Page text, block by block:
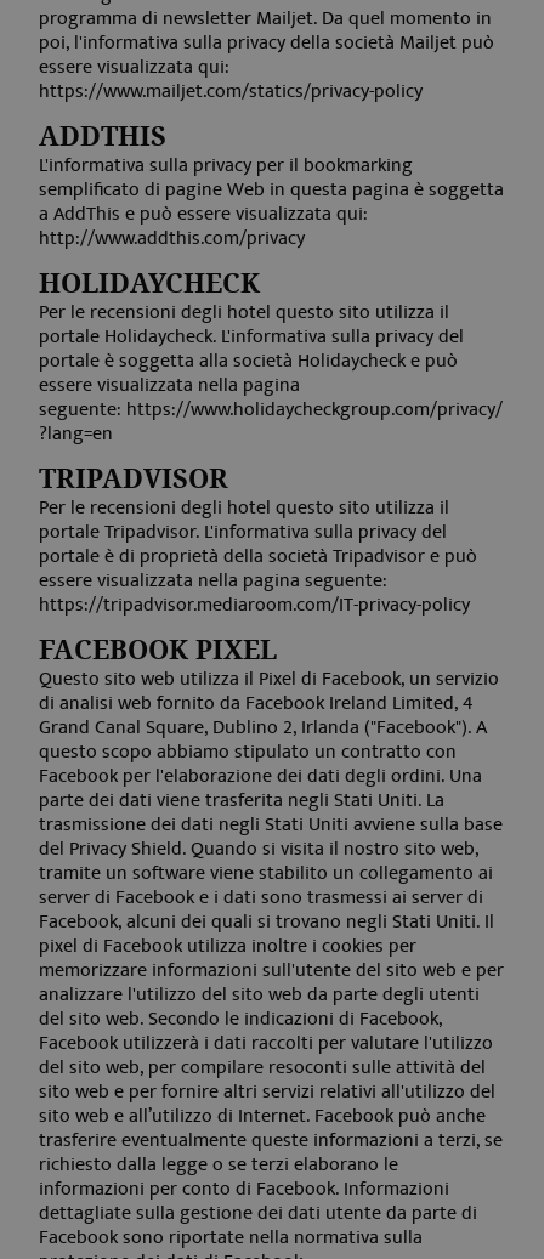
programma di newsletter Mailjet. Da quel momento in
poi, l'informativa sulla privacy della società Mailjet può
essere visualizzata qui:
https://www.mailjet.com/statics/privacy-policy
ADDTHIS
L'informativa sulla privacy per il bookmarking
semplificato di pagine Web in questa pagina è soggetta
a AddThis e può essere visualizzata qui:
http://www.addthis.com/privacy
HOLIDAYCHECK
Per le recensioni degli hotel questo sito utilizza il
portale Holidaycheck. L'informativa sulla privacy del
portale è soggetta alla società Holidaycheck e può
essere visualizzata nella pagina
seguente: https://www.holidaycheckgroup.com/privacy/
?lang=en
TRIPADVISOR
Per le recensioni degli hotel questo sito utilizza il
portale Tripadvisor. L'informativa sulla privacy del
portale è di proprietà della società Tripadvisor e può
essere visualizzata nella pagina seguente:
https://tripadvisor.mediaroom.com/IT-privacy-policy
FACEBOOK PIXEL
Questo sito web utilizza il Pixel di Facebook, un servizio
di analisi web fornito da Facebook Ireland Limited, 4
Grand Canal Square, Dublino 2, Irlanda ("Facebook"). A
questo scopo abbiamo stipulato un contratto con
Facebook per l'elaborazione dei dati degli ordini. Una
parte dei dati viene trasferita negli Stati Uniti. La
trasmissione dei dati negli Stati Uniti avviene sulla base
del Privacy Shield. Quando si visita il nostro sito web,
tramite un software viene stabilito un collegamento ai
server di Facebook e i dati sono trasmessi ai server di
Facebook, alcuni dei quali si trovano negli Stati Uniti. Il
pixel di Facebook utilizza inoltre i cookies per
memorizzare informazioni sull'utente del sito web e per
analizzare l'utilizzo del sito web da parte degli utenti
del sito web. Secondo le indicazioni di Facebook,
Facebook utilizzerà i dati raccolti per valutare l'utilizzo
del sito web, per compilare resoconti sulle attività del
sito web e per fornire altri servizi relativi all'utilizzo del
sito web e all’utilizzo di Internet. Facebook può anche
trasferire eventualmente queste informazioni a terzi, se
richiesto dalla legge o se terzi elaborano le
informazioni per conto di Facebook. Informazioni
dettagliate sulla gestione dei dati utente da parte di
Facebook sono riportate nella normativa sulla
SDLKJWIUDKIJS cloud.seekda.com Sessione
_gat_UA-5234520-
2
.aquabadcortina.it
52
WEIU3SASDIO
static.seekda.com
_gid
Google LLC
.aquabadcortina.it
1 giorno
_ga_BX3GRVHWR2
.aquabadcortina.it 2 anni
VISITOR_INFO1_LIVE
Google LLC
.youtube.com
6 mesi
smts_entrypage www.aquabadcortina.it 7 giorni
smts_referrer www.aquabadcortina.it 7 giorni
YSC Google LLC
.youtube.com
Sessione